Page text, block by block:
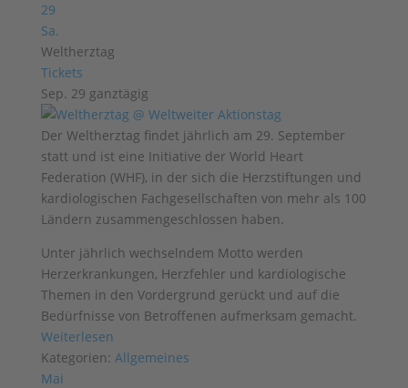
29
Sa.
Weltherztag
Tickets
Sep. 29 ganztägig
Der Weltherztag findet jährlich am 29. September
statt und ist eine Initiative der World Heart
Federation (WHF), in der sich die Herzstiftungen und
kardiologischen Fachgesellschaften von mehr als 100
Ländern zusammengeschlossen haben.
Unter jährlich wechselndem Motto werden
Herzerkrankungen, Herzfehler und kardiologische
Themen in den Vordergrund gerückt und auf die
Bedürfnisse von Betroffenen aufmerksam gemacht.
Weiterlesen
Kategorien: Allgemeines
Mai